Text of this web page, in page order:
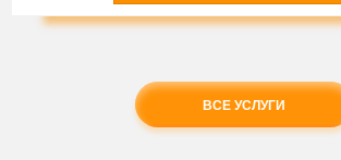
ВСЕ УСЛУГИ